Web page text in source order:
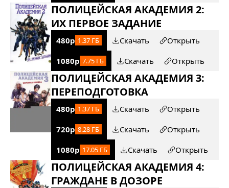
ПОЛИЦЕЙСКАЯ АКАДЕМИЯ 2:
ИХ ПЕРВОЕ ЗАДАНИЕ
480p 1.37 ГБ Скачать
Открыть
1080p 7.75 ГБ Скачать Открыть
ПОЛИЦЕЙСКАЯ АКАДЕМИЯ 3:
ПЕРЕПОДГОТОВКА
480p 1.37 ГБ Скачать
Открыть
720p 8.28 ГБ Скачать
Открыть
1080p 17.05 ГБ Скачать Открыть
ПОЛИЦЕЙСКАЯ АКАДЕМИЯ 4:
ГРАЖДАНЕ В ДОЗОРЕ